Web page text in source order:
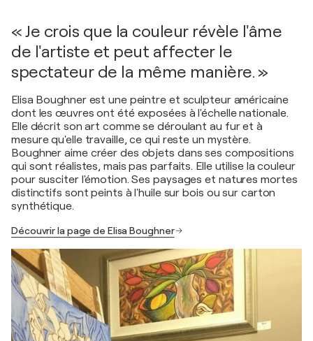
« Je crois que la couleur révèle l'âme
de l'artiste et peut affecter le
spectateur de la même manière. »
Elisa Boughner est une peintre et sculpteur américaine
dont les œuvres ont été exposées à l'échelle nationale.
Elle décrit son art comme se déroulant au fur et à
mesure qu'elle travaille, ce qui reste un mystère.
Boughner aime créer des objets dans ses compositions
qui sont réalistes, mais pas parfaits. Elle utilise la couleur
pour susciter l'émotion. Ses paysages et natures mortes
distinctifs sont peints à l'huile sur bois ou sur carton
synthétique.
Découvrir la page de Elisa Boughner